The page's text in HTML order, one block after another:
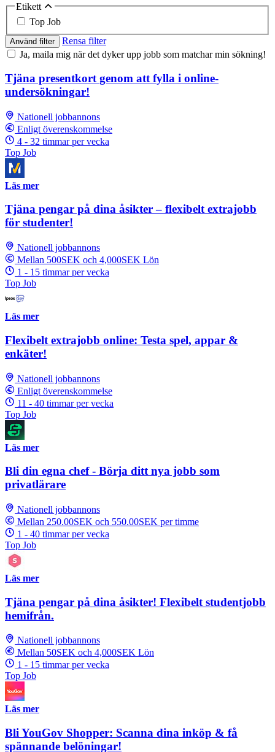
Etikett
Top Job
Använd filter
Rensa filter
Ja, maila mig när det dyker upp jobb som matchar min sökning!
Tjäna presentkort genom att fylla i online-
undersökningar!
Nationell jobbannons
Enligt överenskommelse
4 - 32 timmar per vecka
Top Job
Läs mer
Tjäna pengar på dina åsikter – flexibelt extrajobb
för studenter!
Nationell jobbannons
Mellan 500SEK och 4,000SEK Lön
1 - 15 timmar per vecka
Top Job
Läs mer
Flexibelt extrajobb online: Testa spel, appar &
enkäter!
Nationell jobbannons
Enligt överenskommelse
11 - 40 timmar per vecka
Top Job
Läs mer
Bli din egna chef - Börja ditt nya jobb som
privatlärare
Nationell jobbannons
Mellan 250.00SEK och 550.00SEK per timme
1 - 40 timmar per vecka
Top Job
Läs mer
Tjäna pengar på dina åsikter! Flexibelt studentjobb
hemifrån.
Nationell jobbannons
Mellan 50SEK och 4,000SEK Lön
1 - 15 timmar per vecka
Top Job
Läs mer
Bli YouGov Shopper: Scanna dina inköp & få
spännande belöningar!